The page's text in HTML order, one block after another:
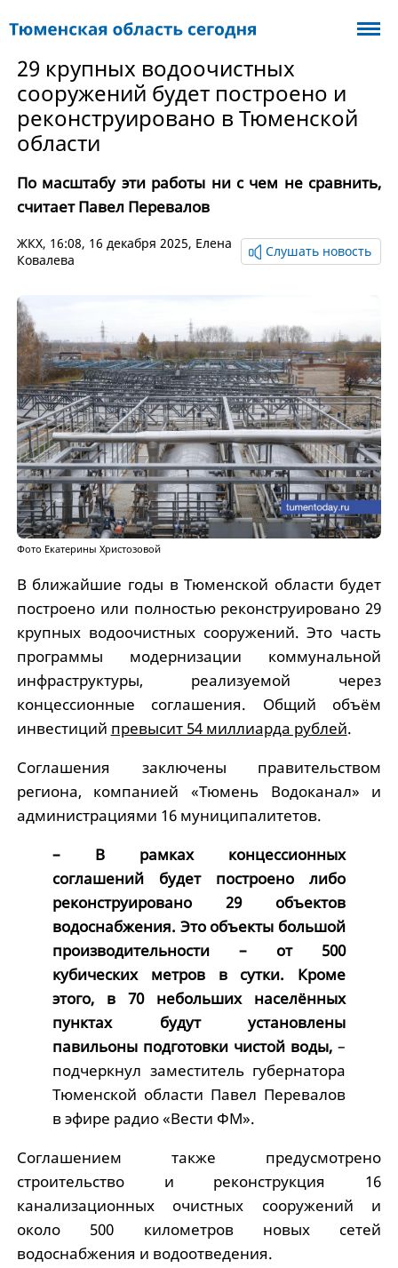
29 крупных водоочистных
сооружений будет построено и
реконструировано в Тюменской
области
По масштабу эти работы ни с чем не сравнить,
считает Павел Перевалов
ЖКХ, 16:08, 16 декабря 2025, Елена
Ковалева
Слушать новость
Фото Екатерины Христозовой
В ближайшие годы в Тюменской области будет
построено или полностью реконструировано 29
крупных водоочистных сооружений. Это часть
программы модернизации коммунальной
инфраструктуры, реализуемой через
концессионные соглашения. Общий объём
инвестиций превысит 54 миллиарда рублей.
Соглашения заключены правительством
региона, компанией «Тюмень Водоканал» и
администрациями 16 муниципалитетов.
– В рамках концессионных
соглашений будет построено либо
реконструировано 29 объектов
водоснабжения. Это объекты большой
производительности – от 500
кубических метров в сутки. Кроме
этого, в 70 небольших населённых
пунктах будут установлены
павильоны подготовки чистой воды, –
подчеркнул заместитель губернатора
Тюменской области Павел Перевалов
в эфире радио «Вести ФМ».
Соглашением также предусмотрено
строительство и реконструкция 16
канализационных очистных сооружений и
около 500 километров новых сетей
водоснабжения и водоотведения.